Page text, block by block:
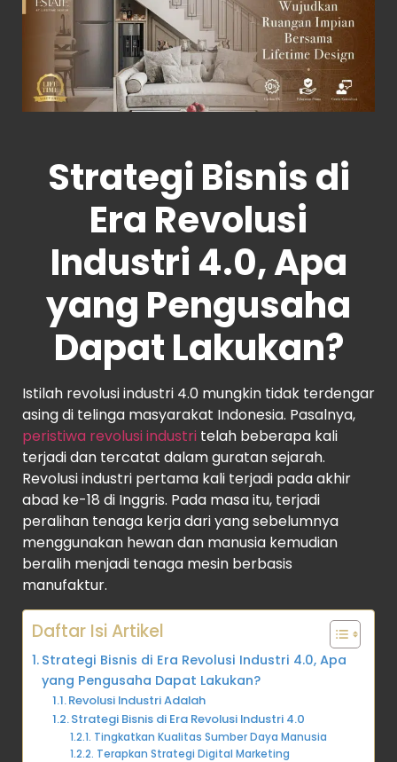
Strategi Bisnis di
Era Revolusi
Industri 4.0, Apa
yang Pengusaha
Dapat Lakukan?
Istilah revolusi industri 4.0 mungkin tidak terdengar
asing di telinga masyarakat Indonesia. Pasalnya,
peristiwa revolusi industri telah beberapa kali
terjadi dan tercatat dalam guratan sejarah.
Revolusi industri pertama kali terjadi pada akhir
abad ke-18 di Inggris. Pada masa itu, terjadi
peralihan tenaga kerja dari yang sebelumnya
menggunakan hewan dan manusia kemudian
beralih menjadi tenaga mesin berbasis
manufaktur.
Daftar Isi Artikel
Strategi Bisnis di Era Revolusi Industri 4.0, Apa
yang Pengusaha Dapat Lakukan?
Revolusi Industri Adalah
Strategi Bisnis di Era Revolusi Industri 4.0
Tingkatkan Kualitas Sumber Daya Manusia
Terapkan Strategi Digital Marketing